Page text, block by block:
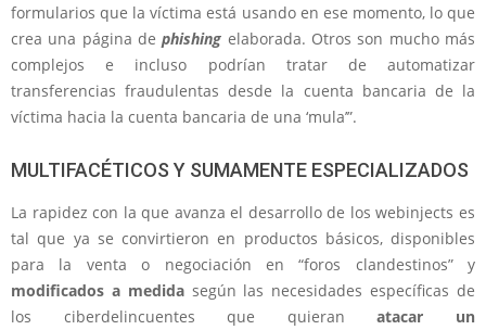
formularios que la víctima está usando en ese momento, lo que
crea una página dephishing elaborada. Otros son mucho más
complejos e incluso podrían tratar de automatizar
transferencias fraudulentas desde la cuenta bancaria de la
víctima hacia la cuenta bancaria de una ‘mula’”.
MULTIFACÉTICOS Y SUMAMENTE ESPECIALIZADOS
La rapidez con la que avanza el desarrollo de los webinjects es
tal que ya se convirtieron en productos básicos, disponibles
para la venta o negociación en “foros clandestinos” y
modificados a medida según las necesidades específicas de
los ciberdelincuentes que quieran atacar un